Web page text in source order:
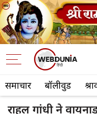
समाचार बॉलीवुड
राहुल गांधी ने